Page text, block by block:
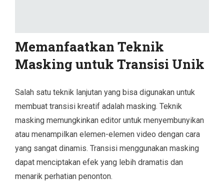
Memanfaatkan Teknik
Masking untuk Transisi Unik
Salah satu teknik lanjutan yang bisa digunakan untuk
membuat transisi kreatif adalah masking. Teknik
masking memungkinkan editor untuk menyembunyikan
atau menampilkan elemen-elemen video dengan cara
yang sangat dinamis. Transisi menggunakan masking
dapat menciptakan efek yang lebih dramatis dan
menarik perhatian penonton.